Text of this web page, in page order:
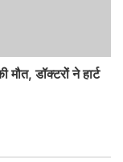
डॉक्टरों ने हार्ट